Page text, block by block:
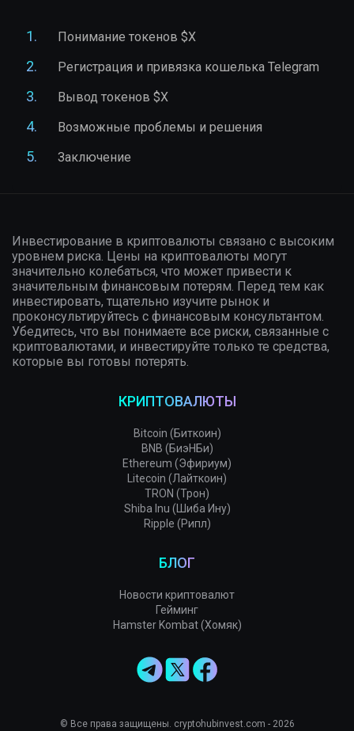
Понимание токенов $X
Регистрация и привязка кошелька Telegram
Вывод токенов $X
Возможные проблемы и решения
Заключение
Инвестирование в криптовалюты связано с высоким
уровнем риска. Цены на криптовалюты могут
значительно колебаться, что может привести к
значительным финансовым потерям. Перед тем как
инвестировать, тщательно изучите рынок и
проконсультируйтесь с финансовым консультантом.
Убедитесь, что вы понимаете все риски, связанные с
криптовалютами, и инвестируйте только те средства,
которые вы готовы потерять.
КРИПТОВАЛЮТЫ
Bitcoin (Биткоин)
BNB (БиэНБи)
Ethereum (Эфириум)
Litecoin (Лайткоин)
TRON (Трон)
Shiba Inu (Шиба Ину)
Ripple (Рипл)
БЛОГ
Новости криптовалют
Гейминг
Hamster Kombat (Хомяк)
© Все права защищены. cryptohubinvest.com - 2026